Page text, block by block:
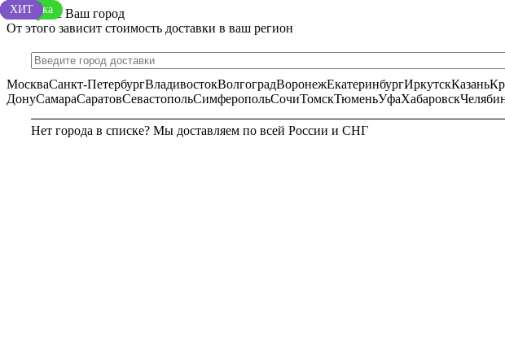
Выберите Ваш город
От этого зависит стоимость доставки в ваш регион
МоскваСанкт-ПетербургВладивостокВолгоградВоронежЕкатеринбургИркутскКазань
ДонуСамараСаратовСевастопольСимферопольСочиТомскТюменьУфаХабаровск
Нет города в списке? Мы доставляем по всей России и СНГ
ХИТ
ХИТ
ХИТ
ХИТ
Новинка
ХИТ
ХИТ
ХИТ